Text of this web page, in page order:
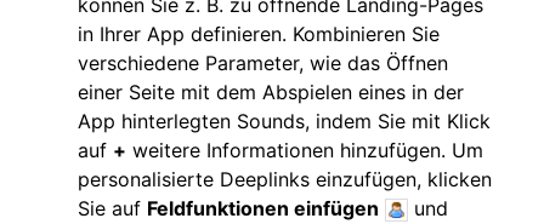
in Ihrer App definieren. Kombinieren Sie
verschiedene Parameter, wie das Öffnen
einer Seite mit dem Abspielen eines in der
App hinterlegten Sounds, indem Sie mit Klick
auf + weitere Informationen hinzufügen. Um
personalisierte Deeplinks einzufügen, klicken
Sie auf Feldfunktionen einfügen
und